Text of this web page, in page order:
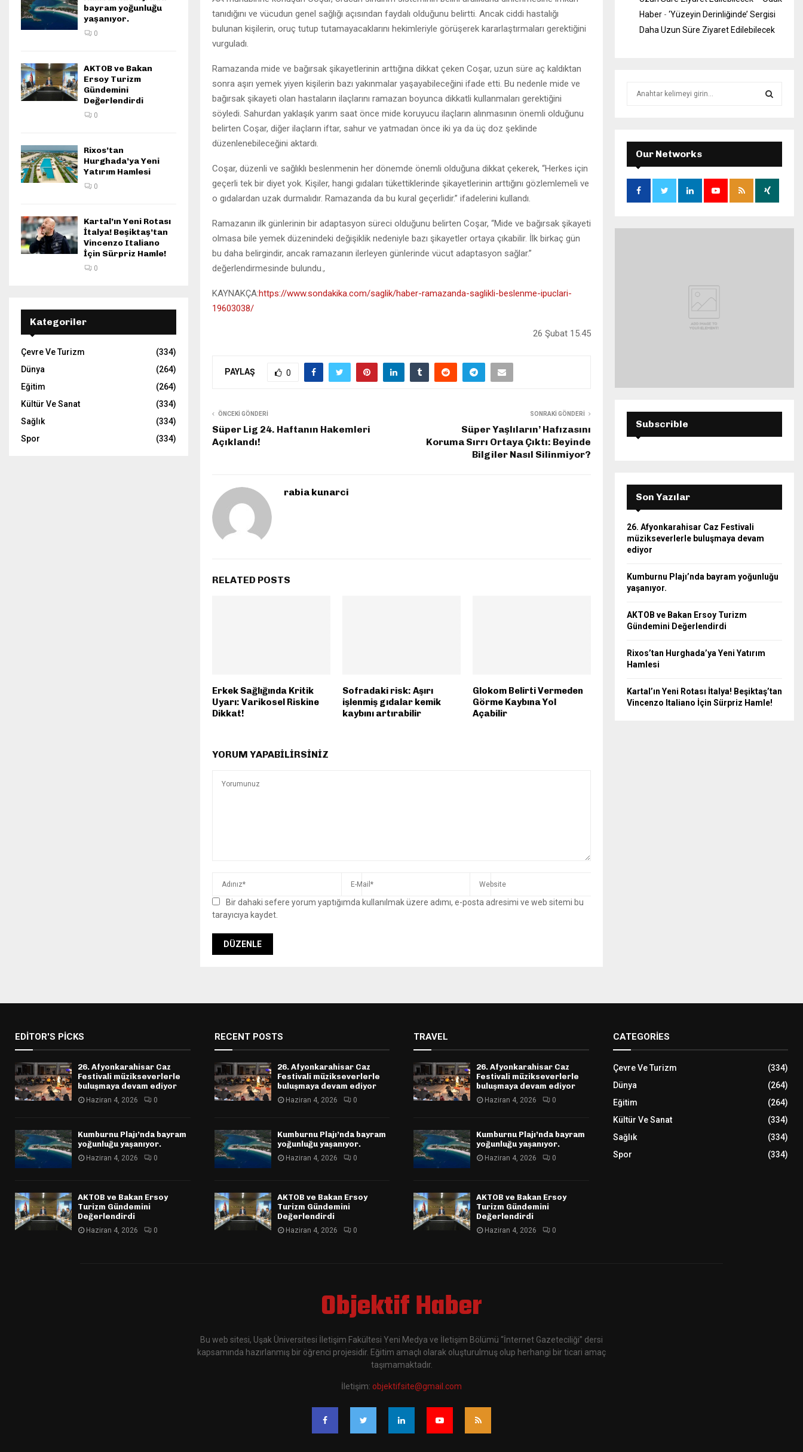
tanıdığını ve vücudun genel sağlığı açısından faydalı olduğunu belirtti. Ancak ciddi hastalığı
bulunan kişilerin, oruç tutup tutamayacaklarını hekimleriyle görüşerek kararlaştırmaları gerektiğini
vurguladı.
Ramazanda mide ve bağırsak şikayetlerinin arttığına dikkat çeken Coşar, uzun süre aç kaldıktan
sonra aşırı yemek yiyen kişilerin bazı yakınmalar yaşayabileceğini ifade etti. Bu nedenle mide ve
bağırsak şikayeti olan hastaların ilaçlarını ramazan boyunca dikkatli kullanmaları gerektiğini
söyledi. Sahurdan yaklaşık yarım saat önce mide koruyucu ilaçların alınmasının önemli olduğunu
belirten Coşar, diğer ilaçların iftar, sahur ve yatmadan önce iki ya da üç doz şeklinde
düzenlenebileceğini aktardı.
Coşar, düzenli ve sağlıklı beslenmenin her dönemde önemli olduğuna dikkat çekerek, “Herkes için
geçerli tek bir diyet yok. Kişiler, hangi gıdaları tükettiklerinde şikayetlerinin arttığını gözlemlemeli ve
o gıdalardan uzak durmalıdır. Ramazanda da bu kural geçerlidir.” ifadelerini kullandı.
Ramazanın ilk günlerinin bir adaptasyon süreci olduğunu belirten Coşar, “Mide ve bağırsak şikayeti
olmasa bile yemek düzenindeki değişiklik nedeniyle bazı şikayetler ortaya çıkabilir. İlk birkaç gün
bu daha belirgindir, ancak ramazanın ilerleyen günlerinde vücut adaptasyon sağlar.”
değerlendirmesinde bulundu.,
KAYNAKÇA:https://www.sondakika.com/saglik/haber-ramazanda-saglikli-beslenme-ipuclari-
19603038/
26 Şubat 15.45
PAYLAŞ 0
ÖNCEKI GÖNDERI
Süper Lig 24. Haftanın Hakemleri
Açıklandı!
SONRAKI GÖNDERI
Süper Yaşlıların’ Hafızasını
Koruma Sırrı Ortaya Çıktı: Beyinde
Bilgiler Nasıl Silinmiyor?
rabia kunarci
RELATED POSTS
Erkek Sağlığında Kritik
Uyarı: Varikosel Riskine
Dikkat!
Sofradaki risk: Aşırı
işlenmiş gıdalar kemik
kaybını artırabilir
Glokom Belirti Vermeden
Görme Kaybına Yol
Açabilir
YORUM YAPABILIRSINIZ
Bir dahaki sefere yorum yaptığımda kullanılmak üzere adımı, e-posta adresimi ve web sitemi bu
tarayıcıya kaydet.
bayram yoğunluğu
yaşanıyor.
0
AKTOB ve Bakan
Ersoy Turizm
Gündemini
Değerlendirdi
0
Rixos’tan
Hurghada’ya Yeni
Yatırım Hamlesi
0
Kartal’ın Yeni Rotası
İtalya! Beşiktaş’tan
Vincenzo Italiano
İçin Sürpriz Hamle!
0
Kategoriler
Çevre Ve Turizm
(334)
Dünya
(264)
Eğitim
(264)
Kültür Ve Sanat
(334)
Sağlık
(334)
Spor
(334)
Haber - ‘Yüzeyin Derinliğinde’ Sergisi
Daha Uzun Süre Ziyaret Edilebilecek
:
E
A
R
Our Networks
Subscrible
Son Yazılar
26. Afyonkarahisar Caz Festivali
müzikseverlerle buluşmaya devam
ediyor
Kumburnu Plajı’nda bayram yoğunluğu
yaşanıyor.
AKTOB ve Bakan Ersoy Turizm
Gündemini Değerlendirdi
Rixos’tan Hurghada’ya Yeni Yatırım
Hamlesi
Kartal’ın Yeni Rotası İtalya! Beşiktaş’tan
Vincenzo Italiano İçin Sürpriz Hamle!
EDITOR'S PICKS
26. Afyonkarahisar Caz
Festivali müzikseverlerle
buluşmaya devam ediyor
Haziran 4, 2026 0
Kumburnu Plajı’nda bayram
yoğunluğu yaşanıyor.
Haziran 4, 2026 0
AKTOB ve Bakan Ersoy
Turizm Gündemini
Değerlendirdi
Haziran 4, 2026 0
RECENT POSTS
26. Afyonkarahisar Caz
Festivali müzikseverlerle
buluşmaya devam ediyor
Haziran 4, 2026 0
Kumburnu Plajı’nda bayram
yoğunluğu yaşanıyor.
Haziran 4, 2026 0
AKTOB ve Bakan Ersoy
Turizm Gündemini
Değerlendirdi
Haziran 4, 2026 0
TRAVEL
26. Afyonkarahisar Caz
Festivali müzikseverlerle
buluşmaya devam ediyor
Haziran 4, 2026 0
Kumburnu Plajı’nda bayram
yoğunluğu yaşanıyor.
Haziran 4, 2026 0
AKTOB ve Bakan Ersoy
Turizm Gündemini
Değerlendirdi
Haziran 4, 2026 0
CATEGORIES
Çevre Ve Turizm
(334)
Dünya
(264)
Eğitim
(264)
Kültür Ve Sanat
(334)
Sağlık
(334)
Spor
(334)
Objektif Haber
Bu web sitesi, Uşak Üniversitesi İletişim Fakültesi Yeni Medya ve İletişim Bölümü “İnternet Gazeteciliği” dersi
kapsamında hazırlanmış bir öğrenci projesidir. Eğitim amaçlı olarak oluşturulmuş olup herhangi bir ticari amaç
taşımamaktadır.
İletişim: objektifsite@gmail.com